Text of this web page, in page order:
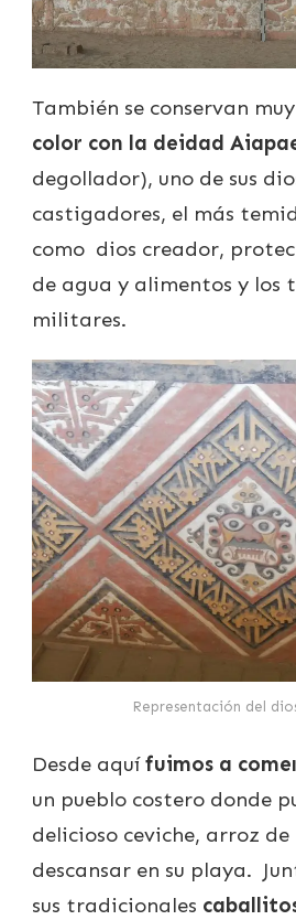
También se conservan
color con la deidad
degollador), uno de sus
castigadores, el más
como dios creador,
de agua y alimentos y los
militares.
Representación del
Desde aquífuimos a
un pueblo costero donde
delicioso ceviche, arroz
descansar en su playa.
sus tradicionales